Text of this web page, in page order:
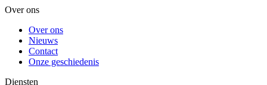
Over ons
Over ons
Nieuws
Contact
Onze geschiedenis
Diensten